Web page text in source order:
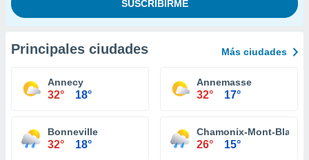
Principales ciudades Más ciudades
Annecy
32° 18°
Annemasse
32° 17°
Bonneville
32° 18°
Chamonix-Mont-Blanc
26° 15°